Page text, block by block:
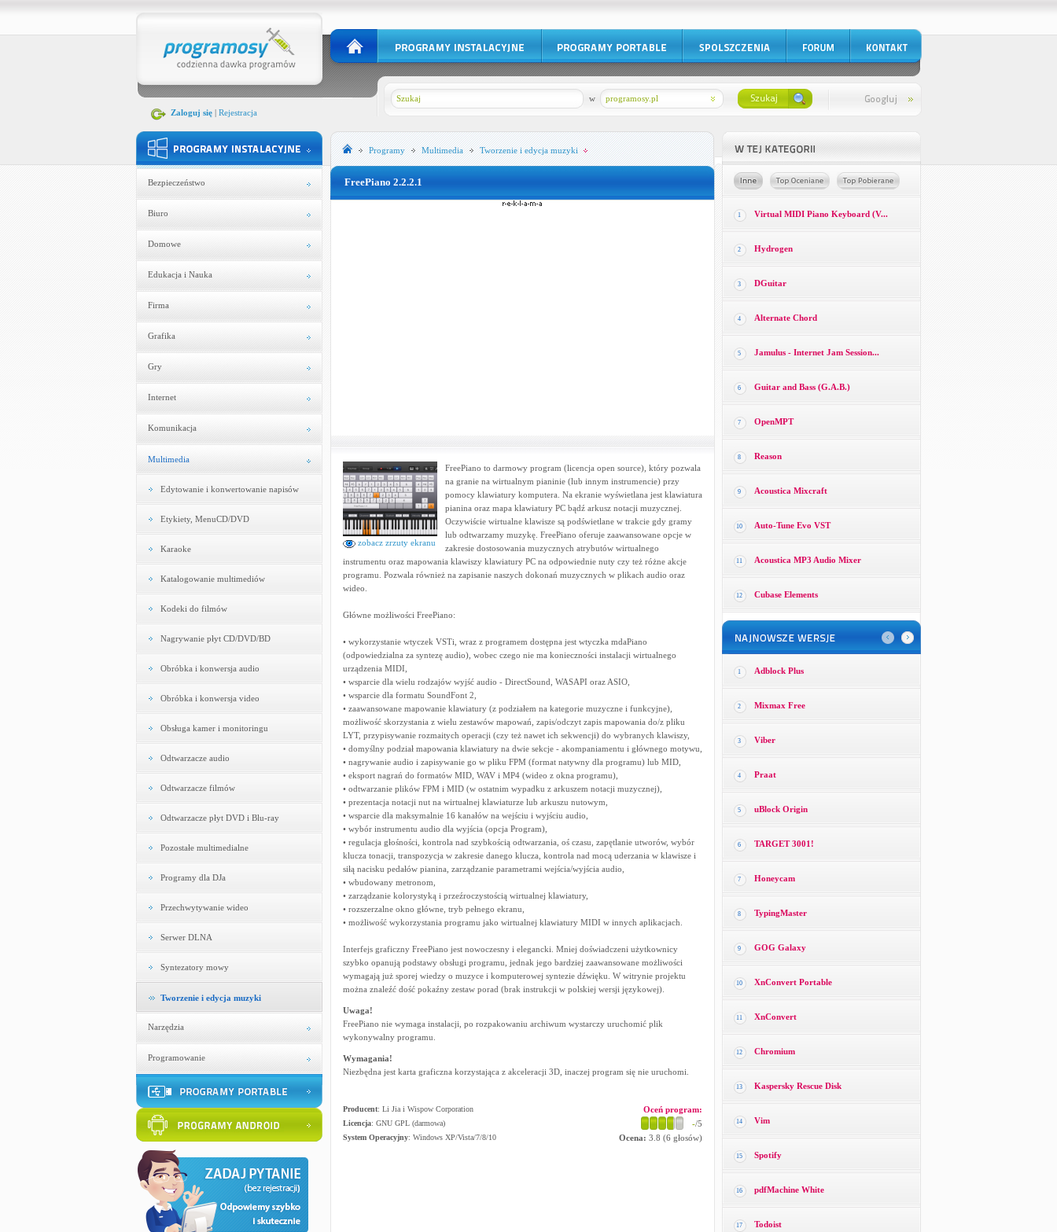
Zaloguj się| Rejestracja
programosy.pl
w
Bezpieczeństwo
Biuro
Domowe
Edukacja i Nauka
Firma
Grafika
Gry
Internet
Komunikacja
Multimedia
Edytowanie i konwertowanie napisów
Etykiety, MenuCD/DVD
Karaoke
Katalogowanie multimediów
Kodeki do filmów
Nagrywanie płyt CD/DVD/BD
Obróbka i konwersja audio
Obróbka i konwersja video
Obsługa kamer i monitoringu
Odtwarzacze audio
Odtwarzacze filmów
Odtwarzacze płyt DVD i Blu-ray
Pozostałe multimedialne
Programy dla DJa
Przechwytywanie wideo
Serwer DLNA
Syntezatory mowy
Tworzenie i edycja muzyki
Narzędzia
Programowanie
Programy Multimedia Tworzenie i edycja muzyki
FreePiano 2.2.2.1
zobacz zrzuty ekranu
FreePiano to darmowy program (licencja open source), który pozwala
na granie na wirtualnym pianinie (lub innym instrumencie) przy
pomocy klawiatury komputera. Na ekranie wyświetlana jest klawiatura
pianina oraz mapa klawiatury PC bądź arkusz notacji muzycznej.
Oczywiście wirtualne klawisze są podświetlane w trakcie gdy gramy
lub odtwarzamy muzykę. FreePiano oferuje zaawansowane opcje w
zakresie dostosowania muzycznych atrybutów wirtualnego
instrumentu oraz mapowania klawiszy klawiatury PC na odpowiednie nuty czy też różne akcje
programu. Pozwala również na zapisanie naszych dokonań muzycznych w plikach audio oraz
wideo.
Główne możliwości FreePiano:
• wykorzystanie wtyczek VSTi, wraz z programem dostępna jest wtyczka mdaPiano
(odpowiedzialna za syntezę audio), wobec czego nie ma konieczności instalacji wirtualnego
urządzenia MIDI,
• wsparcie dla wielu rodzajów wyjść audio - DirectSound, WASAPI oraz ASIO,
• wsparcie dla formatu SoundFont 2,
• zaawansowane mapowanie klawiatury (z podziałem na kategorie muzyczne i funkcyjne),
możliwość skorzystania z wielu zestawów mapowań, zapis/odczyt zapis mapowania do/z pliku
LYT, przypisywanie rozmaitych operacji (czy też nawet ich sekwencji) do wybranych klawiszy,
• domyślny podział mapowania klawiatury na dwie sekcje - akompaniamentu i głównego motywu,
• nagrywanie audio i zapisywanie go w pliku FPM (format natywny dla programu) lub MID,
• eksport nagrań do formatów MID, WAV i MP4 (wideo z okna programu),
• odtwarzanie plików FPM i MID (w ostatnim wypadku z arkuszem notacji muzycznej),
• prezentacja notacji nut na wirtualnej klawiaturze lub arkuszu nutowym,
• wsparcie dla maksymalnie 16 kanałów na wejściu i wyjściu audio,
• wybór instrumentu audio dla wyjścia (opcja Program),
• regulacja głośności, kontrola nad szybkością odtwarzania, oś czasu, zapętlanie utworów, wybór
klucza tonacji, transpozycja w zakresie danego klucza, kontrola nad mocą uderzania w klawisze i
siłą nacisku pedałów pianina, zarządzanie parametrami wejścia/wyjścia audio,
• wbudowany metronom,
• zarządzanie kolorystyką i przeźroczystością wirtualnej klawiatury,
• rozszerzalne okno główne, tryb pełnego ekranu,
• możliwość wykorzystania programu jako wirtualnej klawiatury MIDI w innych aplikacjach.
Interfejs graficzny FreePiano jest nowoczesny i elegancki. Mniej doświadczeni użytkownicy
szybko opanują podstawy obsługi programu, jednak jego bardziej zaawansowane możliwości
wymagają już sporej wiedzy o muzyce i komputerowej syntezie dźwięku. W witrynie projektu
można znaleźć dość pokaźny zestaw porad (brak instrukcji w polskiej wersji językowej).
Uwaga!
FreePiano nie wymaga instalacji, po rozpakowaniu archiwum wystarczy uruchomić plik
wykonywalny programu.
Wymagania!
Niezbędna jest karta graficzna korzystająca z akceleracji 3D, inaczej program się nie uruchomi.
Producent: Li Jia i Wispow Corporation
Licencja: GNU GPL (darmowa)
System Operacyjny: Windows XP/Vista/7/8/10
Oceń program:
-/5
Ocena: 3.8 (6 głosów)
1 Virtual MIDI Piano Keyboard (V...
2 Hydrogen
3 DGuitar
4 Alternate Chord
5 Jamulus - Internet Jam Session...
6 Guitar and Bass (G.A.B.)
7 OpenMPT
8 Reason
9 Acoustica Mixcraft
10 Auto-Tune Evo VST
11 Acoustica MP3 Audio Mixer
12 Cubase Elements
1 Adblock Plus
2 Mixmax Free
3 Viber
4 Praat
5 uBlock Origin
6 TARGET 3001!
7 Honeycam
8 TypingMaster
9 GOG Galaxy
10 XnConvert Portable
11 XnConvert
12 Chromium
13 Kaspersky Rescue Disk
14 Vim
15 Spotify
16 pdfMachine White
17 Todoist